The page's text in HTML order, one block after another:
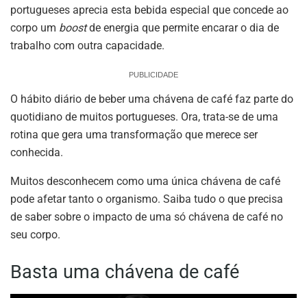
portugueses aprecia esta bebida especial que concede ao
corpo um boostde energia que permite encarar o dia de
trabalho com outra capacidade.
PUBLICIDADE
O hábito diário de beber uma chávena de café faz parte do
quotidiano de muitos portugueses. Ora, trata-se de uma
rotina que gera uma transformação que merece ser
conhecida.
Muitos desconhecem como uma única chávena de café
pode afetar tanto o organismo. Saiba tudo o que precisa
de saber sobre o impacto de uma só chávena de café no
seu corpo.
Basta uma chávena de café